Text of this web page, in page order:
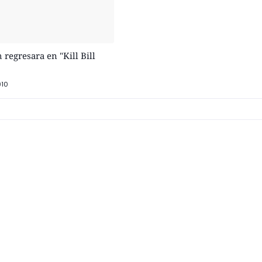
regresara en "Kill Bill